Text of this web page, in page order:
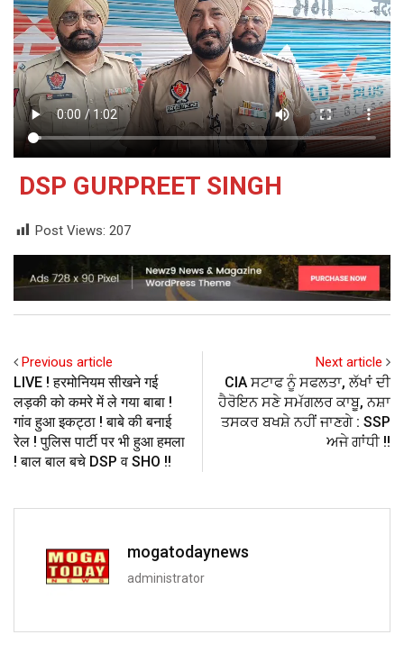
DSP GURPREET SINGH
Post Views: 207
Previous article
LIVE ! हरमोनियम सीखने गई
लड़की को कमरे में ले गया बाबा !
गांव हुआ इकट्ठा ! बाबे की बनाई
रेल ! पुलिस पार्टी पर भी हुआ हमला
! बाल बाल बचे DSP व SHO !!
Next article
CIA ਸਟਾਫ ਨੂੰ ਸਫਲਤਾ, ਲੱਖਾਂ ਦੀ
ਹੈਰੋਇਨ ਸਣੇ ਸਮੱਗਲਰ ਕਾਬੂ, ਨਸ਼ਾ
ਤਸਕਰ ਬਖਸ਼ੇ ਨਹੀਂ ਜਾਣਗੇ : SSP
ਅਜੇ ਗਾਂਧੀ !!
mogatodaynews
administrator